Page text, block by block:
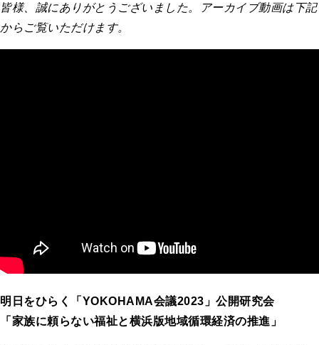
皆様、誠にありがとうございました。アーカイブ動画は下記
からご覧いただけます。
明日をひらく「YOKOHAMA会議2023」公開研究会
「家族に頼らない福祉と横浜版地域循環経済の推進」